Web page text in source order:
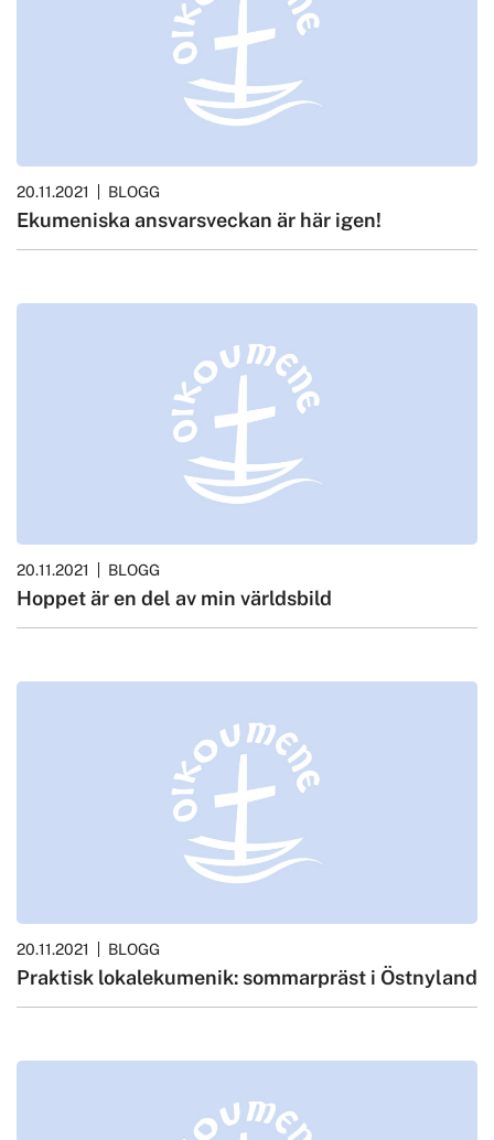
20.11.2021 BLOGG
Ekumeniska ansvarsveckan är här igen!
20.11.2021 BLOGG
Hoppet är en del av min världsbild
20.11.2021 BLOGG
Praktisk lokalekumenik: sommarpräst i Östnyland